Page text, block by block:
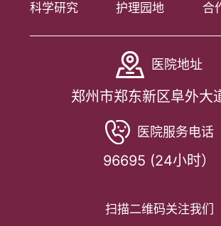
科学研究
护理园地 合
医院地址
郑州市郑东新区阜外大
医院服务电话
96695 (24小时）
扫描二维码关注我们